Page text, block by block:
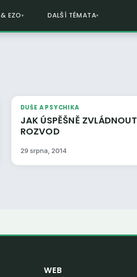
EZO DALŠÍ TÉMATA
DUŠE A PSYCHIKA
JAK ÚSPĚŠNĚ ZVLÁDNOUT
ROZVOD
29 srpna, 2014
WEB